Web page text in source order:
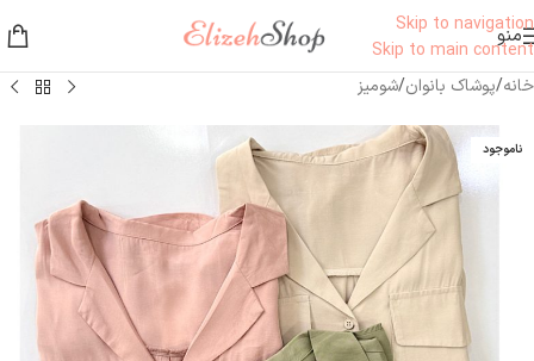
Skip to navigation
Skip to main content
منو
خانه/پوشاک بانوان/شومیز
ناموجود